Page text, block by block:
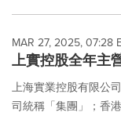
MAR 27, 2025, 07:28
上實控股全年主
上海實業控股有限公
司統稱「集團」；香